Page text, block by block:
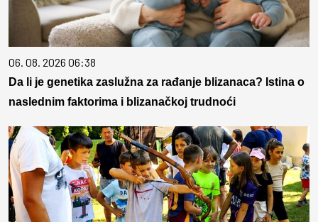
06. 08. 2026 06:38
Da li je genetika zaslužna za rađanje blizanaca? Istina o
naslednim faktorima i blizanačkoj trudnoći